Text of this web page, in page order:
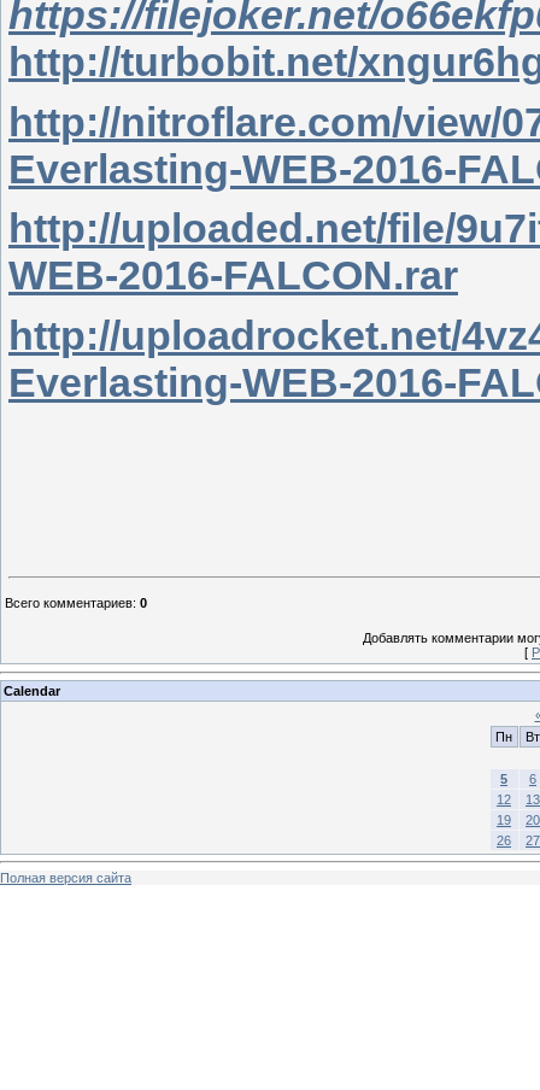
https://filejoker.net/
http://turbobit.net/
http://nitroflare.com/view/
Everlasting-WEB-2016-
http://uploaded.net/file/
WEB-2016-FALCON.rar
http://uploadrocket.net/
Everlasting-WEB-2016-
Всего комментариев: 0
Добавлять комментарии
[
Calendar
Пн
Вт
5
6
12
13
19
20
26
27
Полная версия сайта